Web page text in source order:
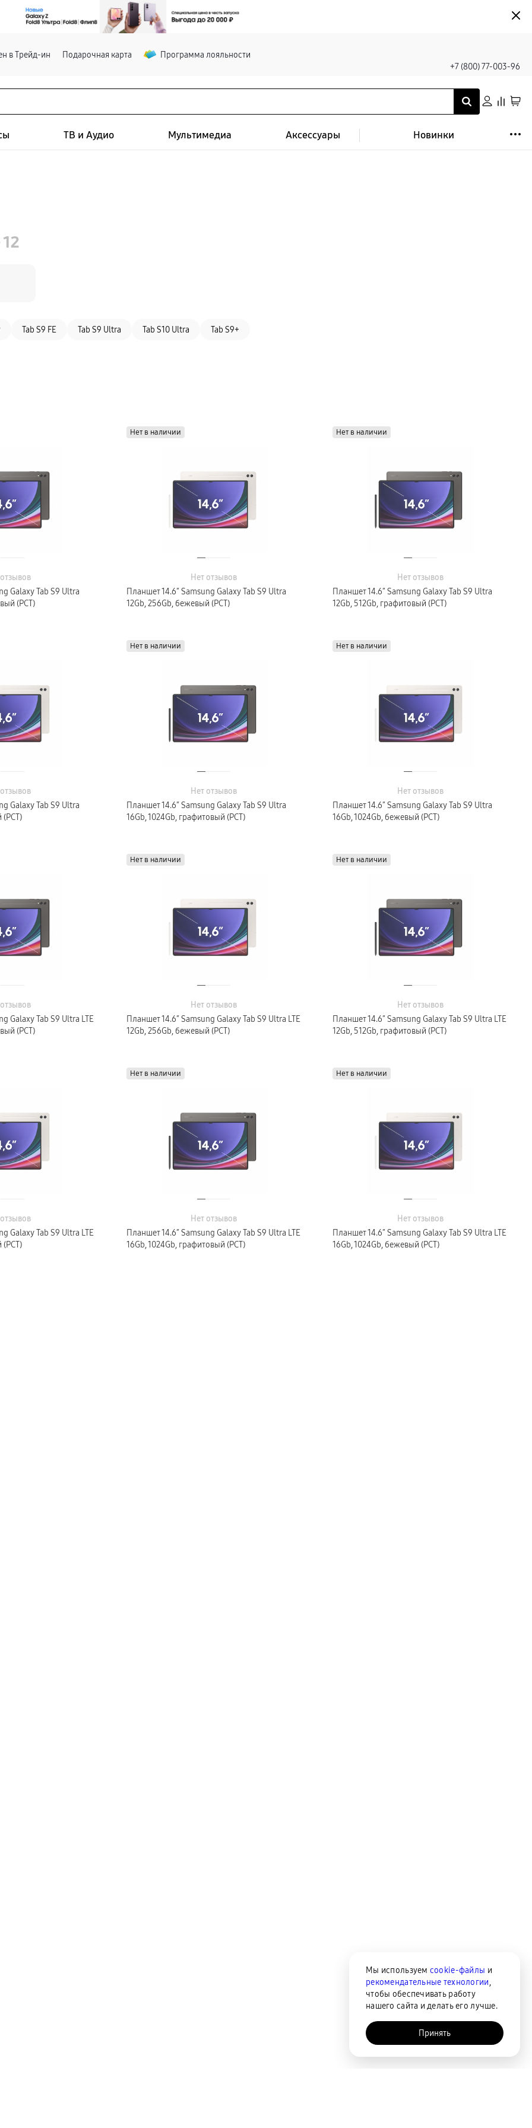
в Трейд-ин Подарочная карта
Программа лояльности
+7 (800) 77-003-96
ТВ и Аудио Мультимедиа Аксессуары Новинки
Tab S9 FE Tab S9 Ultra Tab S10 Ultra Tab S9+
Galaxy Tab S9 Ultra
(РСТ)
Нет в наличии
Нет отзывов
Планшет 14.6″ Samsung Galaxy Tab S9 Ultra
12Gb, 256Gb, бежевый (РСТ)
Нет в наличии
Нет отзывов
Планшет 14.6″ Samsung Galaxy Tab S9 Ultra
12Gb, 512Gb, графитовый (РСТ)
Galaxy Tab S9 Ultra
(РСТ)
Нет в наличии
Нет отзывов
Планшет 14.6″ Samsung Galaxy Tab S9 Ultra
16Gb, 1024Gb, графитовый (РСТ)
Нет в наличии
Нет отзывов
Планшет 14.6″ Samsung Galaxy Tab S9 Ultra
16Gb, 1024Gb, бежевый (РСТ)
Galaxy Tab S9 Ultra LTE
(РСТ)
Нет в наличии
Нет отзывов
Планшет 14.6″ Samsung Galaxy Tab S9 Ultra LTE
12Gb, 256Gb, бежевый (РСТ)
Нет в наличии
Нет отзывов
Планшет 14.6″ Samsung Galaxy Tab S9 Ultra LTE
12Gb, 512Gb, графитовый (РСТ)
Galaxy Tab S9 Ultra LTE
(РСТ)
Нет в наличии
Нет отзывов
Планшет 14.6″ Samsung Galaxy Tab S9 Ultra LTE
16Gb, 1024Gb, графитовый (РСТ)
Нет в наличии
Нет отзывов
Планшет 14.6″ Samsung Galaxy Tab S9 Ultra LTE
16Gb, 1024Gb, бежевый (РСТ)
Мы используем cookie-файлы и
рекомендательные технологии,
чтобы обеспечивать работу
нашего сайта и делать его лучше.
Принять AI-помощник